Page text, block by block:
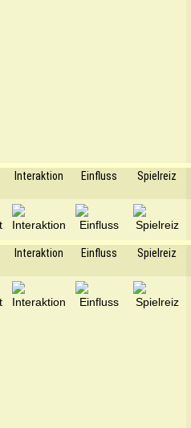
Interaktion Einfluss Spielreiz
Interaktion Einfluss Spielreiz